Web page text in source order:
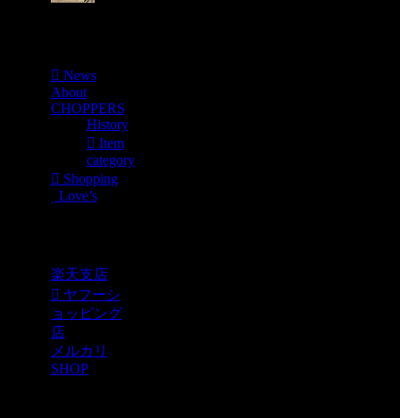
News
About
CHOPPERS
History
Item
category
Shopping
Love’s
楽天支店
ヤフーシ
ョッピング
店
メルカリ
SHOP